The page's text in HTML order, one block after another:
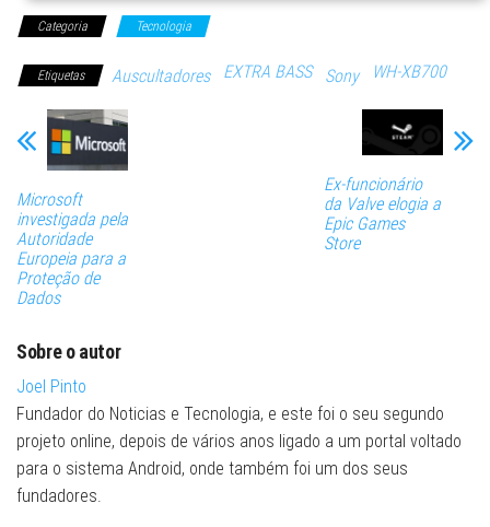
Categoria Tecnologia
Etiquetas Auscultadores EXTRA BASS Sony WH-XB700
Microsoft
investigada pela
Autoridade
Europeia para a
Proteção de
Dados
Ex-funcionário
da Valve elogia a
Epic Games
Store
Sobre o autor
Joel Pinto
Fundador do Noticias e Tecnologia, e este foi o seu segundo
projeto online, depois de vários anos ligado a um portal voltado
para o sistema Android, onde também foi um dos seus
fundadores.